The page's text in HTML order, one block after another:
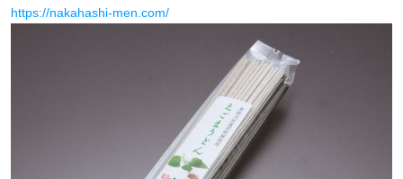
https://nakahashi-men.com/